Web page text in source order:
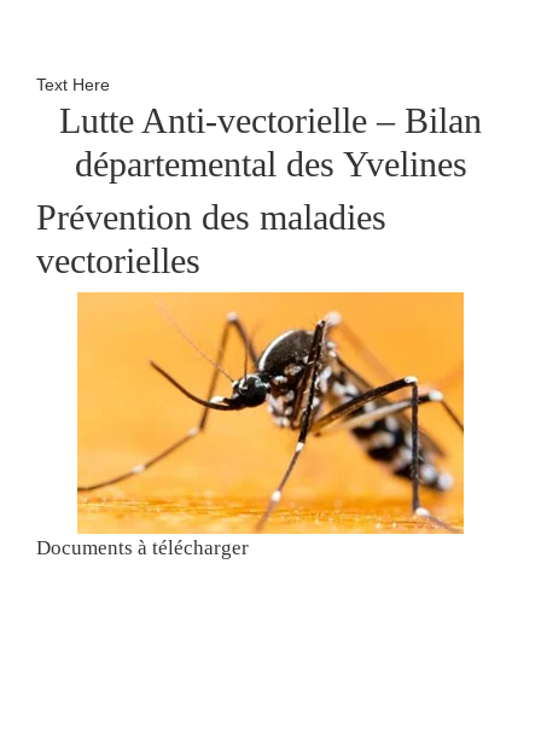
Text Here
Lutte Anti-vectorielle – Bilan
départemental des Yvelines
Prévention des maladies
vectorielles
Documents à télécharger